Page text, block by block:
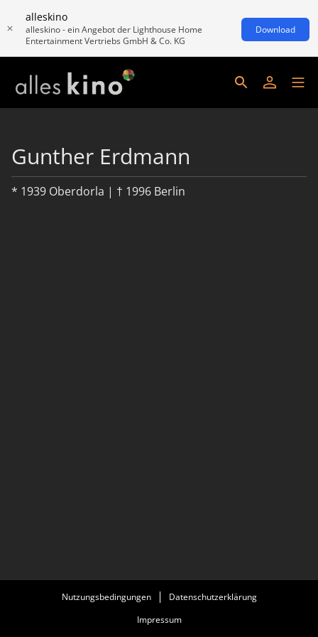
alleskino
alleskino - ein Angebot der Lighthouse Home
Entertainment Vertriebs GmbH & Co. KG
Download
Gunther Erdmann
* 1939 Oberdorla | † 1996 Berlin
Nutzungsbedingungen
Datenschutzerklärung
Impressum